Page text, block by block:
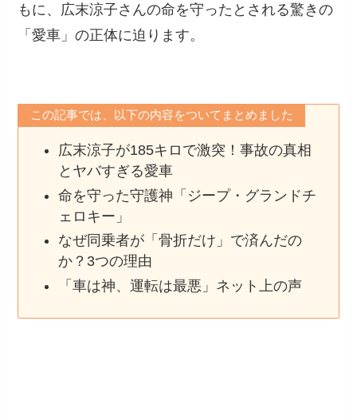
もに、広末涼子さんの命を守ったとされる驚きの
「愛車」の正体に迫ります。
この記事では、以下の内容をついてまとめました
広末涼子が185キロで激突！事故の真相
とヤバすぎる愛車
命を守った守護神「ジープ・グランドチ
ェロキー」
なぜ同乗者が「骨折だけ」で済んだの
か？3つの理由
「車は神、運転は最悪」ネット上の声